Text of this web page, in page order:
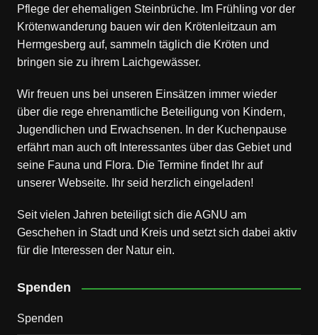
Pflege der ehemaligen Steinbrüche. Im Frühling vor der
Krötenwanderung bauen wir den Krötenleitzaun am
Hermgesberg auf, sammeln täglich die Kröten und
bringen sie zu ihrem Laichgewässer.
Wir freuen uns bei unseren Einsätzen immer wieder
über die rege ehrenamtliche Beteiligung von Kindern,
Jugendlichen und Erwachsenen. In der Kuchenpause
erfährt man auch oft Interessantes über das Gebiet und
seine Fauna und Flora. Die Termine findet Ihr auf
unserer Webseite. Ihr seid herzlich eingeladen!
Seit vielen Jahren beteiligt sich die AGNU am
Geschehen in Stadt und Kreis und setzt sich dabei aktiv
für die Interessen der Natur ein.
Spenden
Spenden